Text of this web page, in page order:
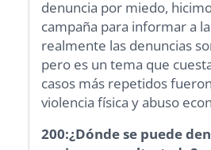
denuncia por miedo,
campaña para informar a
realmente las denuncias
pero es un tema que
casos más repetidos
violencia física y abuso
200:¿Dónde se puede